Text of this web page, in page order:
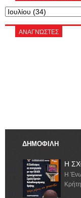
ΑΝΑΓΝΏΣΤΕΣ
ΔΗΜΟΦΙΛΗ
Η
Η